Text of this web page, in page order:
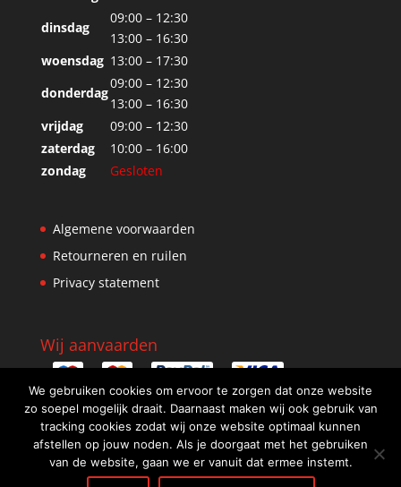
dinsdag
09:00 – 12:30
13:00 – 16:30
woensdag 13:00 – 17:30
donderdag
09:00 – 12:30
13:00 – 16:30
vrijdag
09:00 – 12:30
zaterdag
10:00 – 16:00
zondag
Gesloten
Algemene voorwaarden
Retourneren en ruilen
Privacy statement
Wij aanvaarden
We gebruiken cookies om ervoor te zorgen dat onze website
zo soepel mogelijk draait. Daarnaast maken wij ook gebruik van
tracking cookies zodat wij onze website optimaal kunnen
afstellen op jouw noden. Als je doorgaat met het gebruiken
van de website, gaan we er vanuit dat ermee instemt.